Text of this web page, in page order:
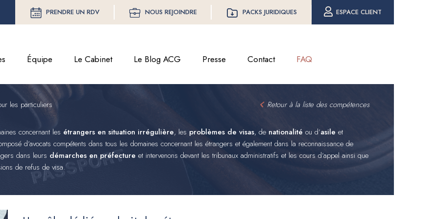
PRENDRE UN RDV NOUS REJOINDRE PACKS JURIDIQUES ESPACE CLIENT
Équipe Le Cabinet Le Blog ACG Presse Contact FAQ
les particuliers Retour à la liste des compétences
concernant les étrangers en situation irrégulière, les problèmes de visas, de nationalité ou d’asile et
d’avocats compétents dans tous les domaines concernant les étrangers et également dans la reconnaissance de
dans leurs démarches en préfecture et intervenons devant les tribunaux administratifs et les cours d’appel ainsi que
de refus de visa.